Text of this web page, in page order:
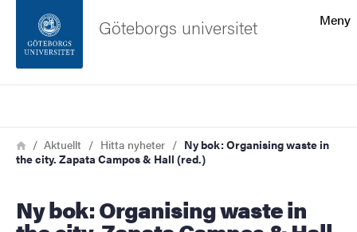
Sidfoten
Om webbplatsen
Meny
Göteborgs universitet
Länkstig
HemAktuellt Hitta nyheter
Ny bok: Organising waste in
the city. Zapata Campos & Hall (red.)
Ny bok: Organising waste in